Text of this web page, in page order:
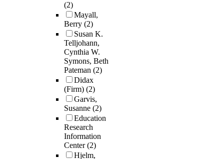
(2)
Mayall,
Berry (2)
Susan K.
Telljohann,
Cynthia W.
Symons, Beth
Pateman (2)
Didax
(Firm) (2)
Garvis,
Susanne (2)
Education
Research
Information
Center(2)
Hjelm,